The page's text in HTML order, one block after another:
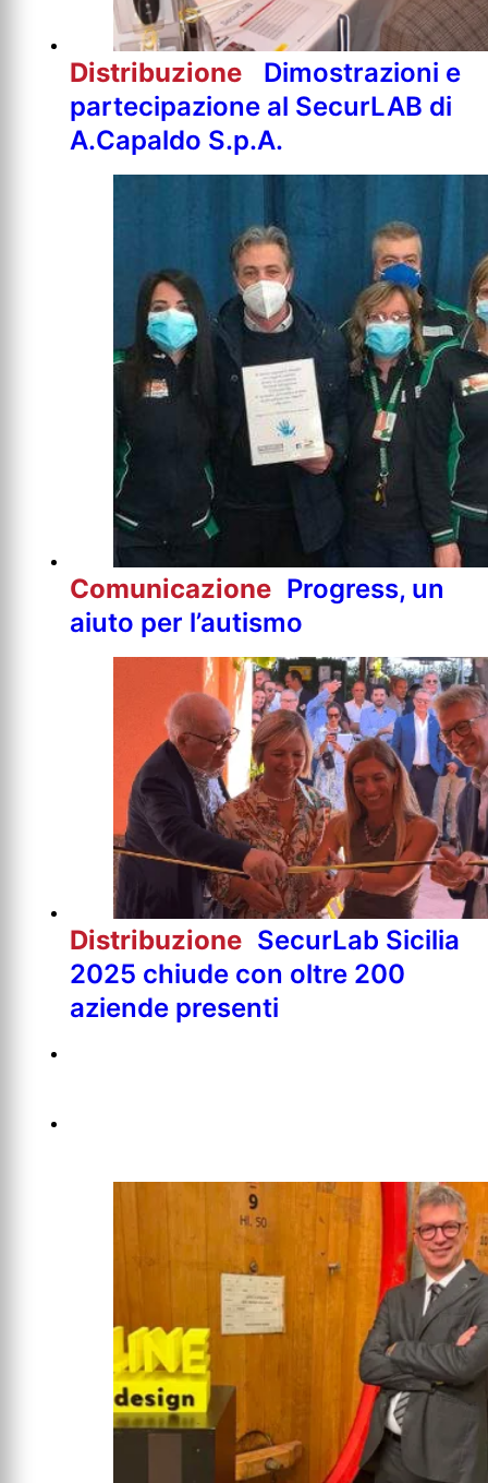
Distribuzione
Dimostrazioni e
partecipazione al SecurLAB di
A.Capaldo S.p.A.
Comunicazione Progress, un
aiuto per l’autismo
Distribuzione SecurLab Sicilia
2025 chiude con oltre 200
aziende presenti